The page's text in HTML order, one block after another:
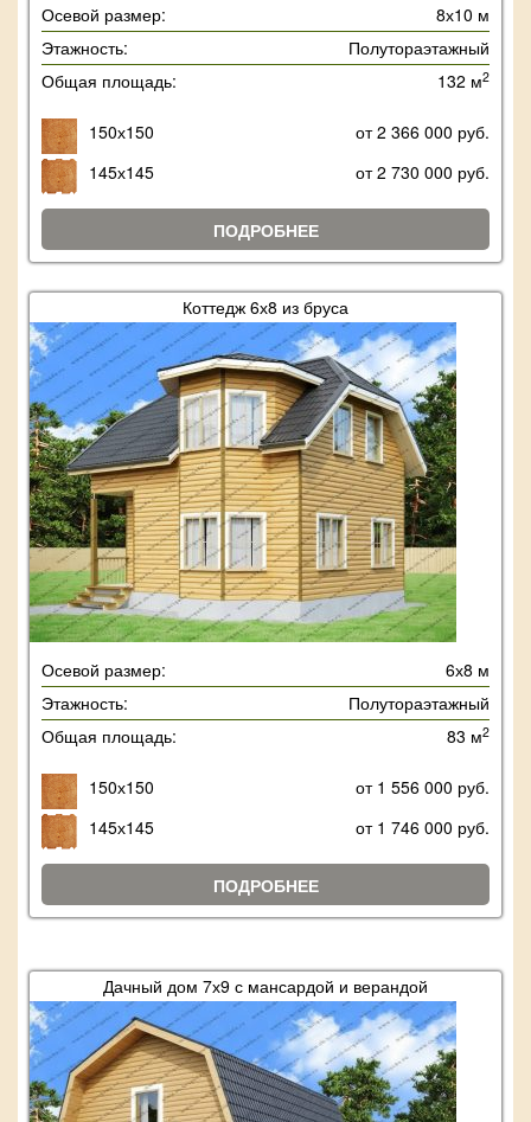
Осевой размер:
8х10 м
Этажность:
Полутораэтажный
Общая площадь:
132 м2
150х150
от 2 366 000 руб.
145х145
от 2 730 000 руб.
ПОДРОБНЕЕ
Коттедж 6х8 из бруса
Осевой размер:
6х8 м
Этажность:
Полутораэтажный
Общая площадь:
83 м2
150х150
от 1 556 000 руб.
145х145
от 1 746 000 руб.
ПОДРОБНЕЕ
Дачный дом 7х9 с мансардой и верандой